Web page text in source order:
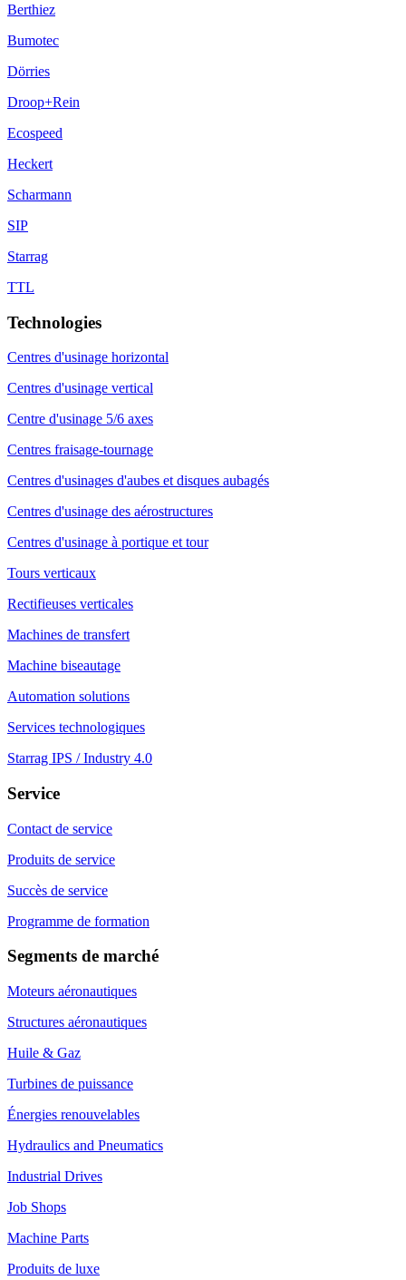
Berthiez
Bumotec
Dörries
Droop+Rein
Ecospeed
Heckert
Scharmann
SIP
Starrag
TTL
Technologies
Centres d'usinage horizontal
Centres d'usinage vertical
Centre d'usinage 5/6 axes
Centres fraisage-tournage
Centres d'usinages d'aubes et disques aubagés
Centres d'usinage des aérostructures
Centres d'usinage à portique et tour
Tours verticaux
Rectifieuses verticales
Machines de transfert
Machine biseautage
Automation solutions
Services technologiques
Starrag IPS / Industry 4.0
Service
Contact de service
Produits de service
Succès de service
Programme de formation
Segments de marché
Moteurs aéronautiques
Structures aéronautiques
Huile & Gaz
Turbines de puissance
Énergies renouvelables
Hydraulics and Pneumatics
Industrial Drives
Job Shops
Machine Parts
Produits de luxe